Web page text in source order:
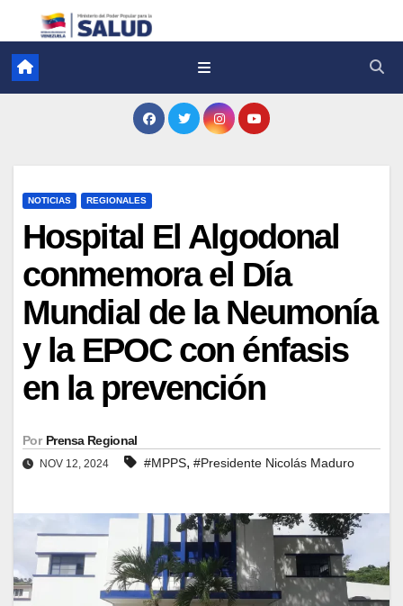
NOTICIAS REGIONALES
Hospital El Algodonal
conmemora el Día
Mundial de la Neumonía
y la EPOC con énfasis
en la prevención
Por Prensa Regional
NOV 12, 2024 #MPPS, #Presidente Nicolás Maduro